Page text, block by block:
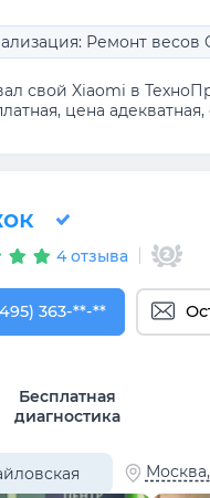
Ремонт весов
свой Xiaomi в
цена
4 отзыва
363-57-03
363-**-**
Бесплатная
диагностика